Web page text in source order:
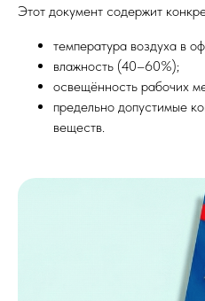
Этот документ содержит
температура воздуха в
влажность (40–60%);
освещённость рабочих
предельно допустимые
веществ.